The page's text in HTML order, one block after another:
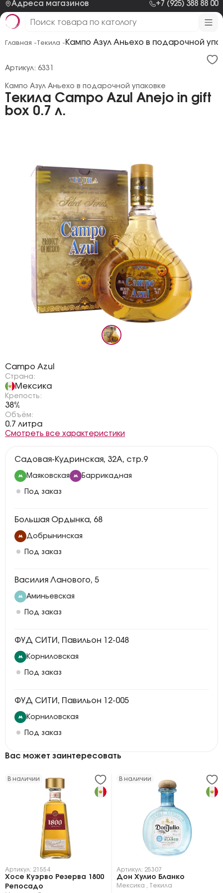
Адреса магазинов +7 (925) 388 88 00
Главная -Текила - Кампо Азул Аньехо в подарочной
Текила Campo Azul Anejo in gift
box 0.7 л.
Кампо Азул Аньехо в подарочной упаковке
Артикул: 6331
Campo Azul
Страна:
Мексика
Крепость:
38%
Объём:
0.7 литра
Смотреть все характеристики
Садовая-Кудринская, 32А, стр.9
Маяковская Баррикадная
Под заказ
Большая Ордынка, 68
Добрынинская
Под заказ
Василия Ланового, 5
Аминьевская
Под заказ
ФУД СИТИ, Павильон 12-048
Корниловская
Под заказ
ФУД СИТИ, Павильон 12-005
Корниловская
Под заказ
Вас может заинтересовать
В наличии
Артикул: 21554
Хосе Куэрво Резерва 1800
Репосадо
В наличии
Артикул: 25307
Дон Хулио Бланко
Мексика Текила